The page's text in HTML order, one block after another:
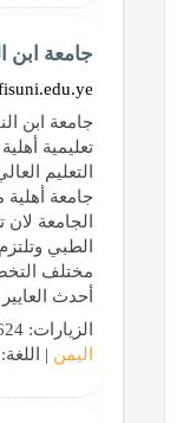
جامعة ابن
جامعة ابن
تعليمية
جامعة
الجامعة لان
الطبي
مختلف
أحدث العايير
الزيارات: 624 | التقييم: 0 | المقيّمين: 0 | الدولة:
اليمن | اللغة: